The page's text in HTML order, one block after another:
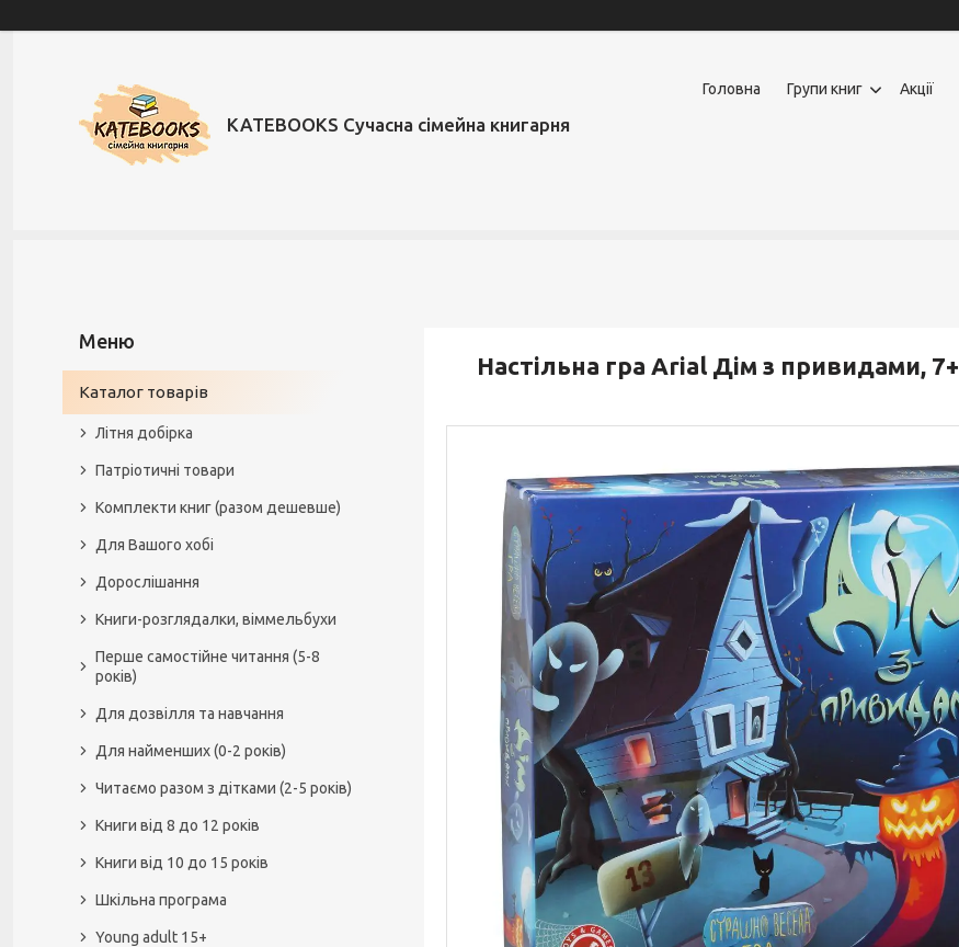
KATEBOOKS Сучасна сімейна книгарня
Головна Групи книг Акції
Настільна гра Arial Дім з привидами, 7+
Каталог товарів
Літня добірка
Патріотичні товари
Комплекти книг (разом дешевше)
Для Вашого хобі
Дорослішання
Книги-розглядалки, віммельбухи
Перше самостійне читання (5-8
років)
Для дозвілля та навчання
Для найменших (0-2 років)
Читаємо разом з дітками (2-5 років)
Книги від 8 до 12 років
Книги від 10 до 15 років
Шкільна програма
Young adult 15+